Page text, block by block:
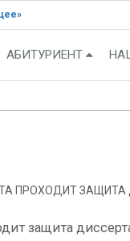
АБИТУРИЕНТ
ПРОХОДИТ ЗАЩИТА
защита